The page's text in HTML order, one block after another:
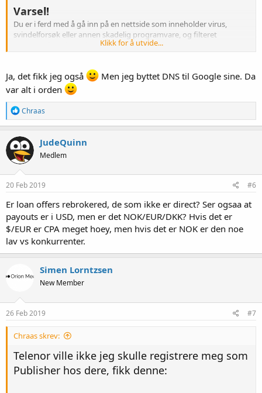
Varsel!
Du er i ferd med å gå inn på en nettside som inneholder virus,
svindelforsøk eller annen skadelig programvare, og filteret
Nettvern fra Telenor har derfor stoppet deg.
Klikk for å utvide...
Ja, det fikk jeg også
Men jeg byttet DNS til Google sine. Da
var alt i orden
R
e
a
k
s
j
o
n
e
:
Chraas
JudeQuinn
Medlem
20 Feb 2019 #6
Er loan offers rebrokered, de som ikke er direct? Ser ogsaa at
payouts er i USD, men er det NOK/EUR/DKK? Hvis det er
$/EUR er CPA meget hoey, men hvis det er NOK er den noe
lav vs konkurrenter.
Simen Lorntzsen
New Member
26 Feb 2019 #7
Chraas skrev:
Telenor ville ikke jeg skulle registrere meg som
Publisher hos dere, fikk denne: